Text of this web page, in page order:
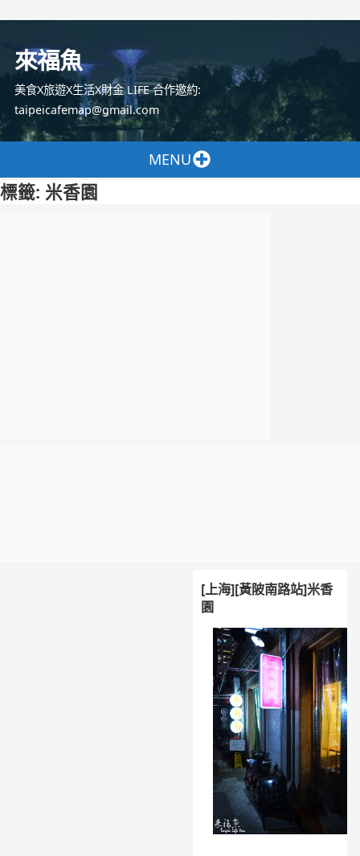
容
來福魚
美食X旅遊X生活X財金 LIFE 合作邀約:
taipeicafemap@gmail.com
MENU
標籤: 米香園
[上海][黃陂南路站]米香
園